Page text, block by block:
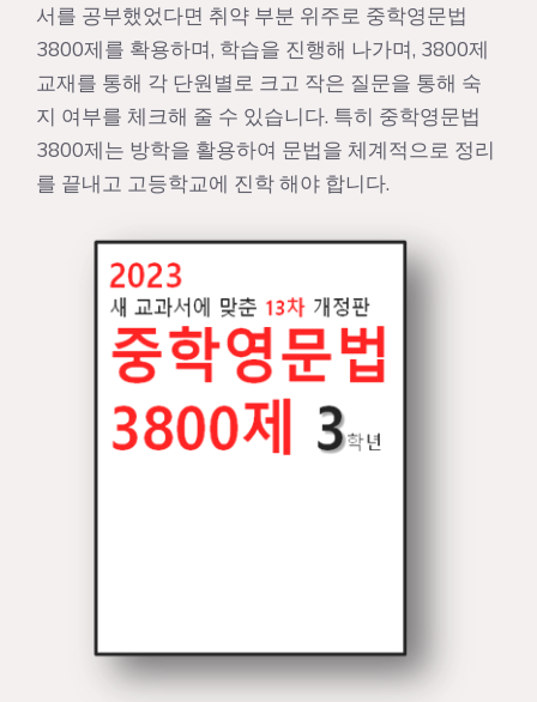
서를 공부했었다면 취약 부분 위주로 중학영문법
3800제를 확용하며, 학습을 진행해 나가며, 3800제
교재를 통해 각 단원별로 크고 작은 질문을 통해 숙
지 여부를 체크해 줄 수 있습니다. 특히 중학영문법
3800제는 방학을 활용하여 문법을 체계적으로 정리
를 끝내고 고등학교에 진학 해야 합니다.